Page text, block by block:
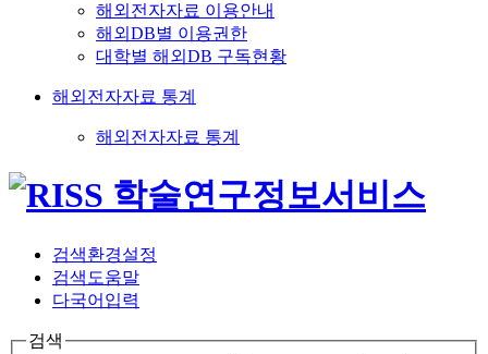
해외전자자료 이용안내
해외DB별 이용권한
대학별 해외DB 구독현황
해외전자자료 통계
해외전자자료 통계
검색환경설정
검색도움말
다국어입력
검색